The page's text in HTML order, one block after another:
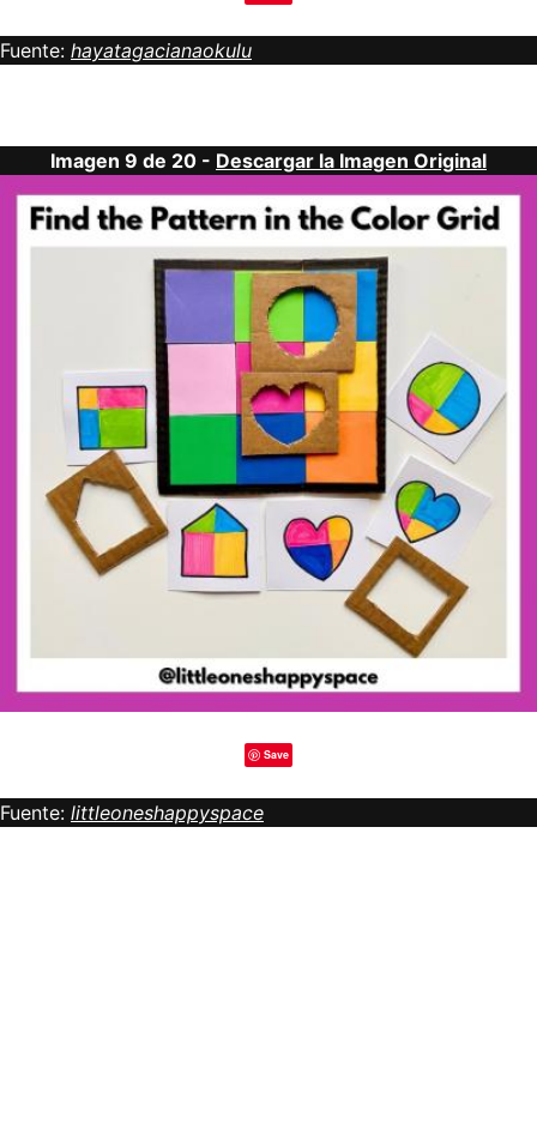
Fuente: hayatagacianaokulu
Imagen 9 de 20 - Descargar la Imagen Original
Save
Fuente: littleoneshappyspace